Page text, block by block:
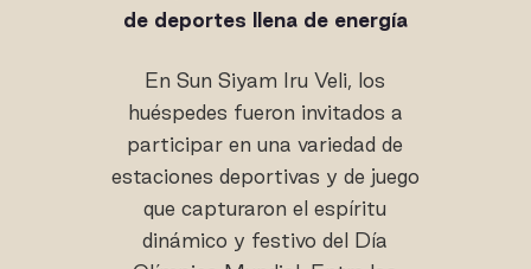
de deportes llena de energía
En Sun Siyam Iru Veli, los
huéspedes fueron invitados a
participar en una variedad de
estaciones deportivas y de juego
que capturaron el espíritu
dinámico y festivo del Día